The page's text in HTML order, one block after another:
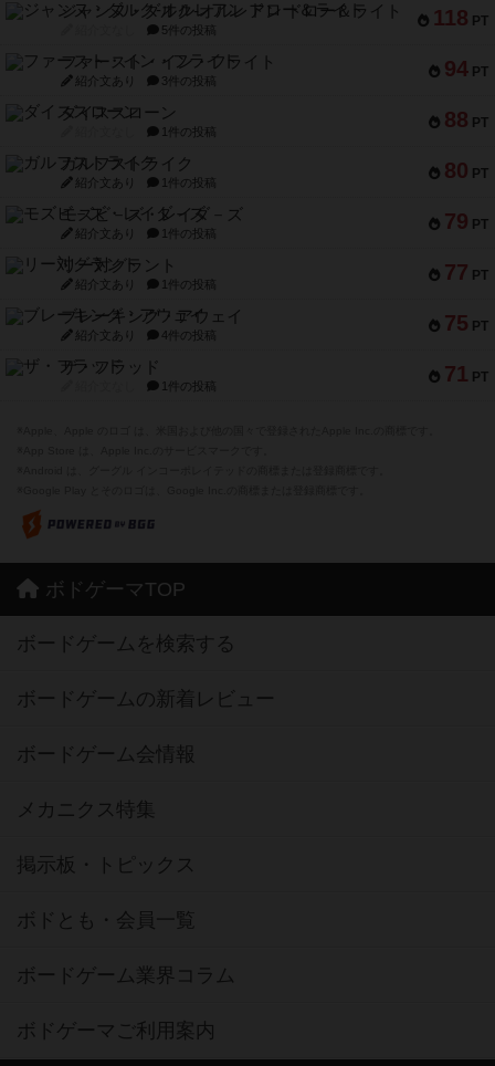
118 PT
ジャンヌ・ダルク-オルレアン ドロー＆ライト
5件の投稿
94 PT
ファースト・イン・フライト
紹介文あり 3件の投稿
88 PT
ダイススローン
1件の投稿
80 PT
ガルフストライク
紹介文あり 1件の投稿
79 PT
モズビ－ズ・レイダ－ズ
紹介文あり 1件の投稿
77 PT
リー対グラント
紹介文あり 1件の投稿
75 PT
ブレーキング・アウェイ
紹介文あり 4件の投稿
71 PT
ザ・フラッド
1件の投稿
ボドゲーマTOP
ボードゲームを検索する
ボードゲームの新着レビュー
ボードゲーム会情報
メカニクス特集
掲示板・トピックス
ボドとも・会員一覧
ボードゲーム業界コラム
ボドゲーマご利用案内